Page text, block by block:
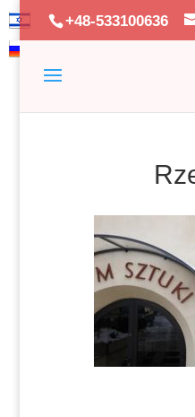
+48-533100636